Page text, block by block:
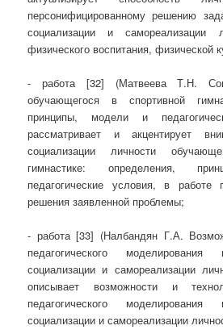
персонифицированному решению
социализации и самореализации
физического воспитания, физической
- работа [32] (Матвеева Т.Н.
обучающегося в спортивной
принципы, модели и
рассматривает и акцентирует
социализации личности
гимнастике: определения,
педагогические условия, в работе
решения заявленной проблемы;
- работа [33] (Налбандян Г.А.
педагогического
социализации и самореализации
описывает возможности и
педагогического
социализации и самореализации